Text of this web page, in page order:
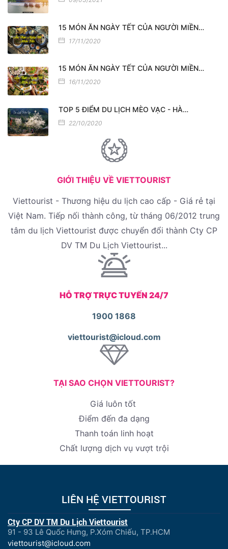
15 MÓN ĂN NGÀY TẾT CỦA NGƯỜI MIỀN…
17/11/2020
15 MÓN ĂN NGÀY TẾT CỦA NGƯỜI MIỀN…
16/11/2020
TOP 5 ĐIỂM DU LỊCH MÈO VẠC - HÀ…
22/10/2020
GIỚI THIỆU VỀ VIETTOURIST
Viettourist - Thương hiệu du lịch cao cấp - Giá rẻ tại
Việt Nam. Tiếp nối thành công, từ tháng 06/2012 trung
tâm du lịch Viettourist được chuyển đổi thành Cty CP
DV TM Du Lịch Viettourist...
HỖ TRỢ TRỰC TUYẾN 24/7
1900 1868
viettourist@icloud.com
TẠI SAO CHỌN VIETTOURIST?
Giá luôn tốt
Điểm đến đa dạng
Thanh toán linh hoạt
Chất lượng dịch vụ vượt trội
LIÊN HỆ VIETTOURIST
Cty CP DV TM Du Lịch Viettourist
91 - 93 Lê Quốc Hưng, P.Xóm Chiếu, TP.HCM
viettourist@icloud.com